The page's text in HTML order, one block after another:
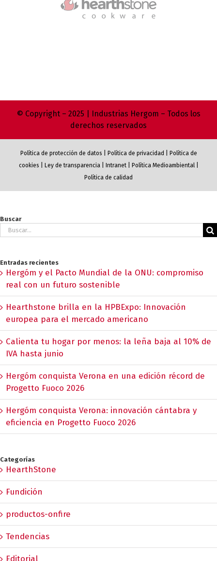
© Copyright – 2025 | Industrias Hergom – Todos los
derechos reservados
Política de protección de datos Política de privacidad
Política de
cookies
Ley de transparencia| Intranet| Política Medioambiental|
Política de calidad
Buscar
Buscar:
Entradas recientes
Hergóm y el Pacto Mundial de la ONU: compromiso
real con un futuro sostenible
Hearthstone brilla en la HPBExpo: Innovación
europea para el mercado americano
Calienta tu hogar por menos: la leña baja al 10% de
IVA hasta junio
Hergóm conquista Verona en una edición récord de
Progetto Fuoco 2026
Hergóm conquista Verona: innovación cántabra y
eficiencia en Progetto Fuoco 2026
Categorías
HearthStone
Fundición
productos-onfire
Tendencias
Editorial